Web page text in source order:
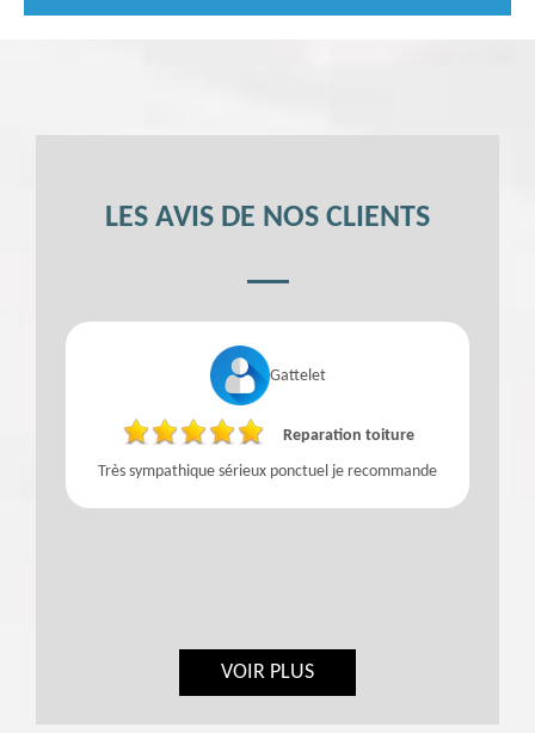
LES AVIS DE NOS CLIENTS
Gattelet
Reparation toiture
Très sympathique sérieux ponctuel je recommande
VOIR PLUS